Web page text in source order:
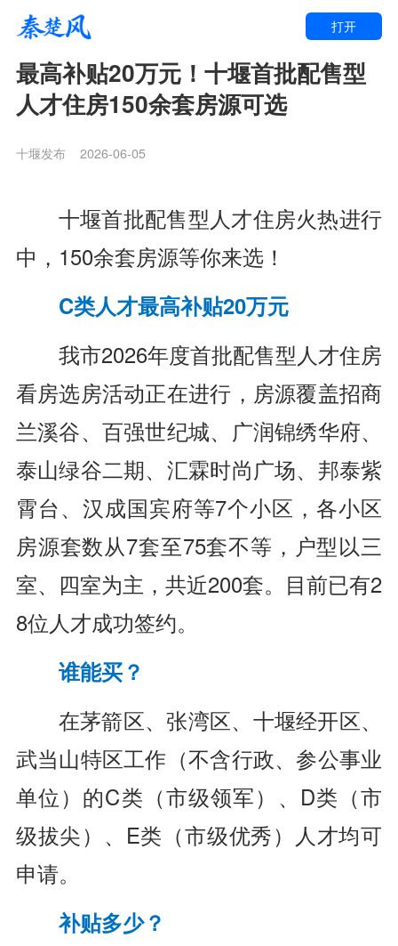
打开
最高补贴20万元！十堰首批配售型
人才住房150余套房源可选
十堰发布 2026-06-05
十堰首批配售型人才住房火热进行
中， 150余套房源等你来选！
C类人才最高补贴20万元
我市2026年度首批配售型人才住房
看房选房活动正在进行，房源覆盖招商
兰溪谷、百强世纪城、广润锦绣华府、
泰山绿谷二期、汇霖时尚广场、邦泰紫
霄台、汉成国宾府等7个小区，各小区
房源套数从7套至75套不等，户型以三
室、四室为主，共近200套。目前已有2
8位人才成功签约。
谁能买？
在茅箭区、张湾区、十堰经开区、
武当山特区工作（不含行政、参公事业
单位）的C类（市级领军）、D类（市
级拔尖）、E类（市级优秀）人才均可
申请。
补贴多少？